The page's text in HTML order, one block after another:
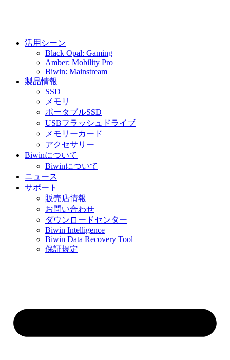
活用シーン
Black Opal: Gaming
Amber: Mobility Pro
Biwin: Mainstream
製品情報
SSD
メモリ
ポータブルSSD
USBフラッシュドライブ
メモリーカード
アクセサリー
Biwinについて
Biwinについて
ニュース
サポート
販売店情報
お問い合わせ
ダウンロードセンター
Biwin Intelligence
Biwin Data Recovery Tool
保証規定